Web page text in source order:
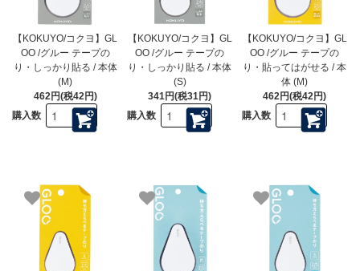
【KOKUYO/コクヨ】GL
OO /グルー テープの
り・しっかり貼る / 本体
(M)
462円(税42円)
購入数
【KOKUYO/コクヨ】GL
OO /グルー テープの
り・しっかり貼る / 本体
(S)
341円(税31円)
購入数
【KOKUYO/コクヨ】GL
OO /グルー テープの
り・貼ってはがせる / 本
体 (M)
462円(税42円)
購入数